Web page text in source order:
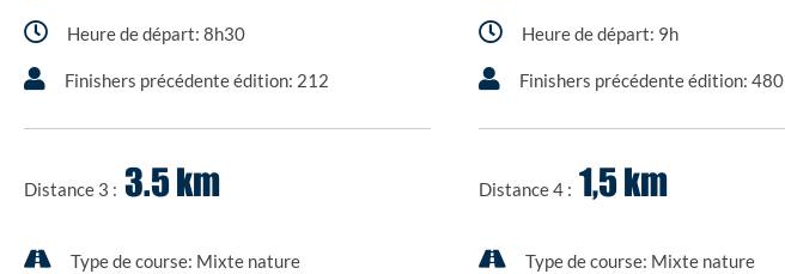
Heure de départ: 8h30
Finishers précédente édition: 212
Heure de départ: 9h
Finishers précédente édition: 480
Distance 3 : 3.5 km
Type de course: Mixte nature
Distance 4 : 1,5 km
Type de course: Mixte nature